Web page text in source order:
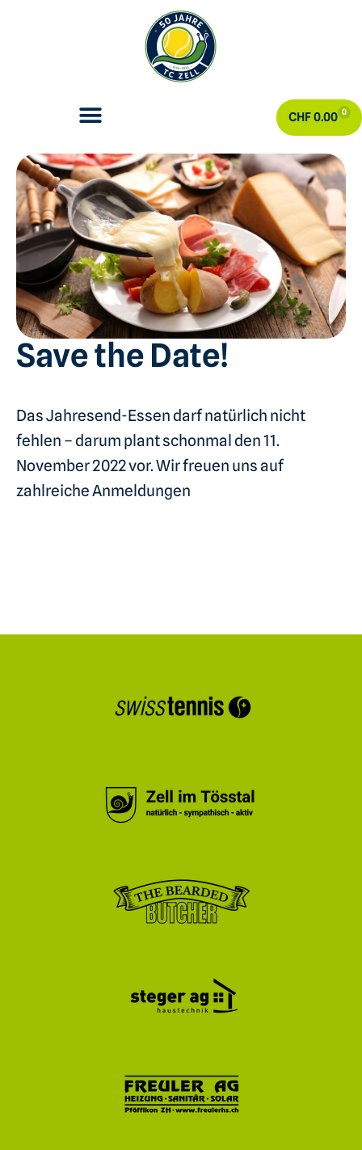
CHF0.00 0
Save the Date!
Das Jahresend-Essen darf natürlich nicht
fehlen – darum plant schonmal den 11.
November 2022 vor. Wir freuen uns auf
zahlreiche Anmeldungen